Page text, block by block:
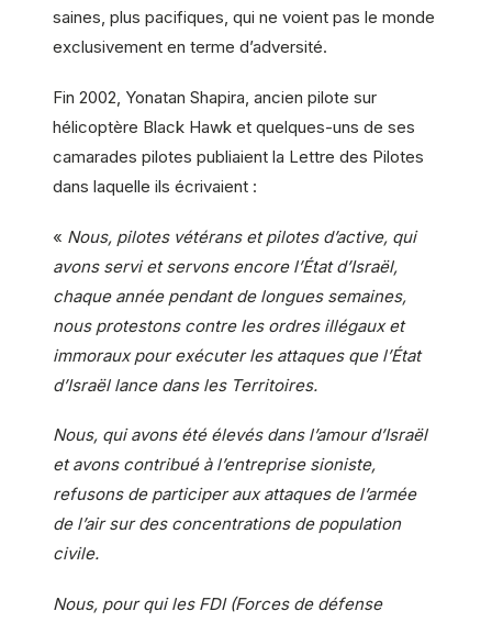
saines, plus pacifiques, qui ne voient pas le monde
exclusivement en terme d’adversité.
Fin 2002, Yonatan Shapira, ancien pilote sur
hélicoptère Black Hawk et quelques-uns de ses
camarades pilotes publiaient la Lettre des Pilotes
dans laquelle ils écrivaient :
« Nous, pilotes vétérans et pilotes d’active, qui
avons servi et servons encore l’État d’Israël,
chaque année pendant de longues semaines,
nous protestons contre les ordres illégaux et
immoraux pour exécuter les attaques que l’État
d’Israël lance dans les Territoires.
Nous, qui avons été élevés dans l’amour d’Israël
et avons contribué à l’entreprise sioniste,
refusons de participer aux attaques de l’armée
de l’air sur des concentrations de population
civile.
Nous, pour qui les FDI (Forces de défense